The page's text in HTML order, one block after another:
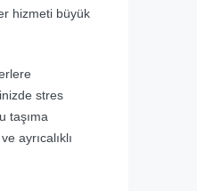
hizmeti büyük
stres
taşıma
ayrıcalıklı